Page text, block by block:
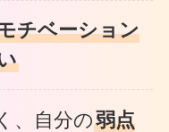
チベーション
、自分の弱点